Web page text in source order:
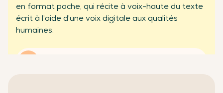
en format poche, qui récite à voix-haute du texte
écrit à l’aide d’une voix digitale aux qualités
humaines.
partenaires professionnels